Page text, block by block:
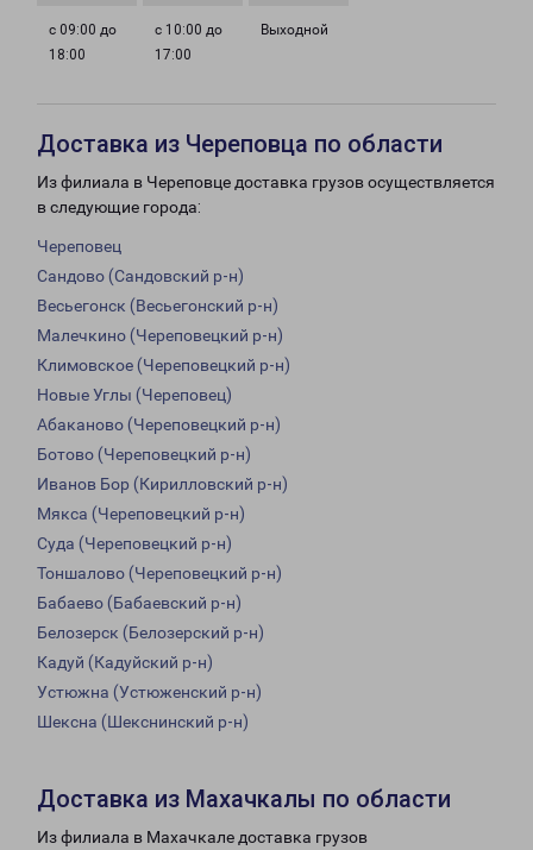
с 09:00 до
18:00
с 10:00 до
17:00
Выходной
Доставка из Череповца по области
Из филиала в Череповце доставка грузов осуществляется
в следующие города:
Череповец
Сандово (Сандовский р-н)
Весьегонск (Весьегонский р-н)
Малечкино (Череповецкий р-н)
Климовское (Череповецкий р-н)
Новые Углы (Череповец)
Абаканово (Череповецкий р-н)
Ботово (Череповецкий р-н)
Иванов Бор (Кирилловский р-н)
Мякса (Череповецкий р-н)
Суда (Череповецкий р-н)
Тоншалово (Череповецкий р-н)
Бабаево (Бабаевский р-н)
Белозерск (Белозерский р-н)
Кадуй (Кадуйский р-н)
Устюжна (Устюженский р-н)
Шексна (Шекснинский р-н)
Доставка из Махачкалы по области
Из филиала в Махачкале доставка грузов